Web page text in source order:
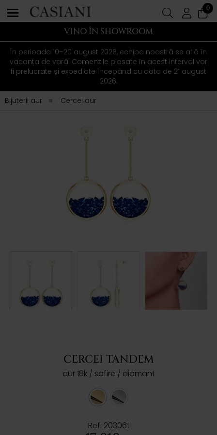
0
VINO ÎN SHOWROOM
În perioada 10–20 august 2026, echipa noastră se află în
vacanța de vară. Comenzile plasate în acest interval vor
fi prelucrate și expediate începând cu data de 21 august
2026.
Bijuterii aur
Cercei aur
CERCEI TANDEM
aur 18k / safire / diamant
Ref: 203061